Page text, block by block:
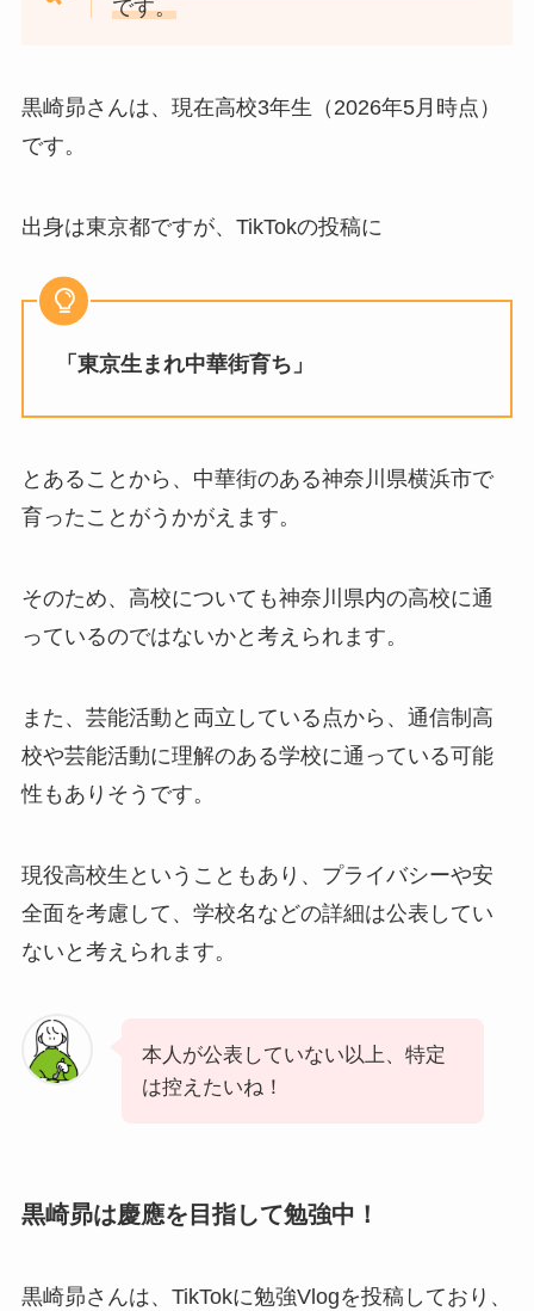
です。
黒崎昴さんは、現在高校3年生（2026年5月時点）
です。
出身は東京都ですが、TikTokの投稿に
「東京生まれ中華街育ち」
とあることから、中華街のある神奈川県横浜市で
育ったことがうかがえます。
そのため、高校についても神奈川県内の高校に通
っているのではないかと考えられます。
また、芸能活動と両立している点から、通信制高
校や芸能活動に理解のある学校に通っている可能
性もありそうです。
現役高校生ということもあり、プライバシーや安
全面を考慮して、学校名などの詳細は公表してい
ないと考えられます。
本人が公表していない以上、特定
は控えたいね！
黒崎昴は慶應を目指して勉強中！
黒崎昴さんは、TikTokに勉強Vlogを投稿しており、